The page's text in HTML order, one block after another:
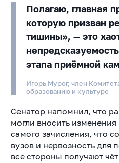
Полагаю, главная
которую призван
тишины», — это
этапа приёмной
Игорь Мурог, член
образованию и культуре
Сенатор напомнил, что
могли вносить изменения
самого зачисления, что
вузов и нервозность для
все стороны получают